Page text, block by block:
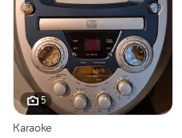
5
Karaoke